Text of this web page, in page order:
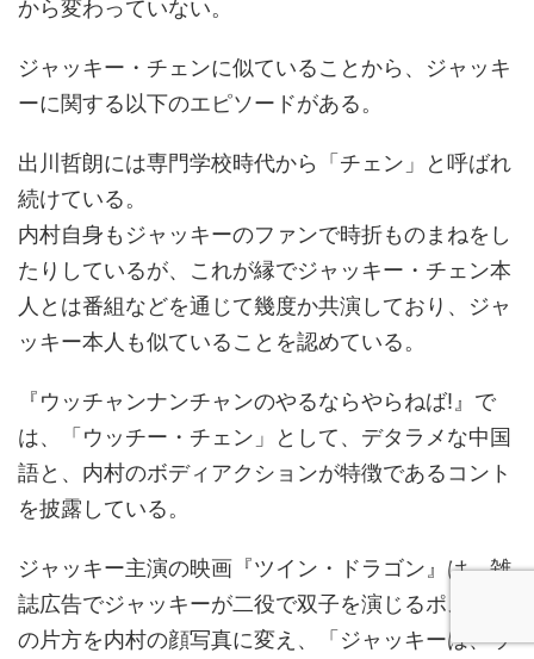
から変わっていない。
ジャッキー・チェンに似ていることから、ジャッキ
ーに関する以下のエピソードがある。
出川哲朗には専門学校時代から「チェン」と呼ばれ
続けている。
内村自身もジャッキーのファンで時折ものまねをし
たりしているが、これが縁でジャッキー・チェン本
人とは番組などを通じて幾度か共演しており、ジャ
ッキー本人も似ていることを認めている。
『ウッチャンナンチャンのやるならやらねば!』で
は、「ウッチー・チェン」として、デタラメな中国
語と、内村のボディアクションが特徴であるコント
を披露している。
ジャッキー主演の映画『ツイン・ドラゴン』は、雑
誌広告でジャッキーが二役で双子を演じるポスター
の片方を内村の顔写真に変え、「ジャッキーは、ウ